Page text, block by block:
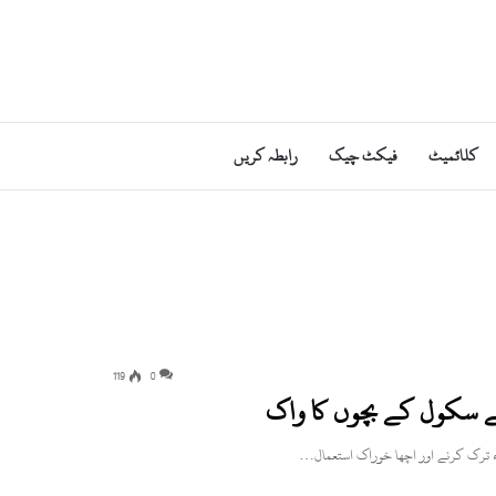
کلائمیٹ فیکٹ چیک رابطہ کریں
0
119
کے بچوں کا واک
کرنے اور اچھا خوراک استعمال…